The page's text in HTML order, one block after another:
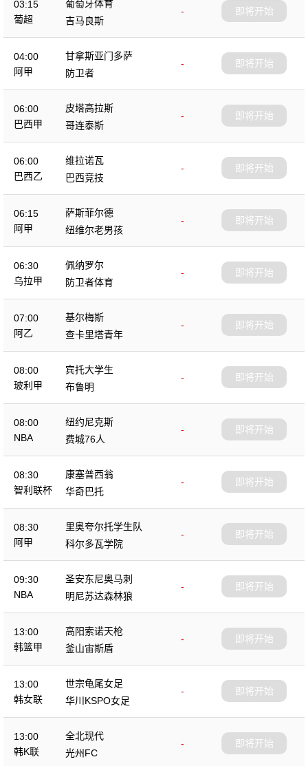
03:15
葡超
葡萄牙体育
-
吉马良斯
即将开始
04:00
阿甲
甘拿斯亚门多萨
-
防卫者
即将开始
06:00
巴西甲
皮塔高拉斯
-
哥连泰斯
即将开始
06:00
巴西乙
维拉诺瓦
-
巴西竞技
即将开始
06:15
阿甲
萨斯菲尔德
-
纽维尔老男孩
即将开始
06:30
乌拉甲
佩纳罗尔
-
防卫者体育
即将开始
07:00
阿乙
基尔梅斯
-
查卡里塔青年
即将开始
08:00
玻利甲
宾托大学生
-
布鲁明
即将开始
08:00
NBA
纽约尼克斯
-
费城76人
即将开始
08:30
智利联杯
康塞普西翁
-
华奇巴托
即将开始
08:30
阿甲
里奥夸尔托学生队
-
科尔多瓦学院
即将开始
09:30
NBA
圣安东尼奥马刺
-
明尼苏达森林狼
即将开始
13:00
韩篮甲
高阳索诺天枪
-
釜山宙斯盾
即将开始
13:00
韩女联
世宗龟尾女足
-
华川KSPO女足
即将开始
13:00
韩K联
全北现代
-
光州FC
即将开始